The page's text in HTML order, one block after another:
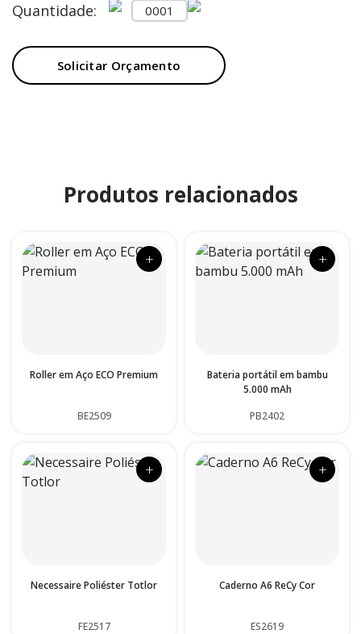
Quantidade:
Solicitar Orçamento
Produtos relacionados
+
Roller em Aço ECO Premium
BE2509
+
Bateria portátil em bambu
5.000 mAh
PB2402
+
Necessaire Poliéster Totlor
FE2517
+
Caderno A6 ReCy Cor
ES2619